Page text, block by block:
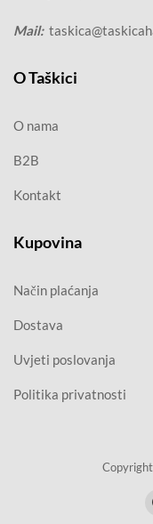
Mail:
O Taškici
O nama
B2B
Kontakt
Kupovina
Način plaćanja
Dostava
Uvjeti poslovanja
Politika privatnosti